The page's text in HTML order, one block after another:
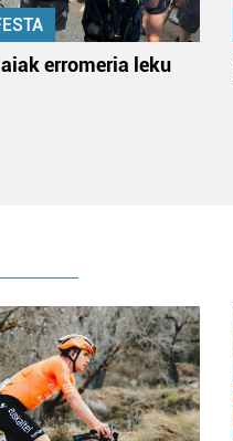
erromeria leku